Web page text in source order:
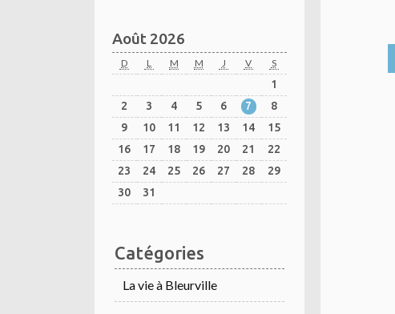
Août 2026
D L M M J V S
1
2
3 4 5 6 7
8
9
10 11 12 13 14
15
16
17 18 19 20 21
22
23
24 25 26 27 28
29
30
31
Catégories
La vie à Bleurville